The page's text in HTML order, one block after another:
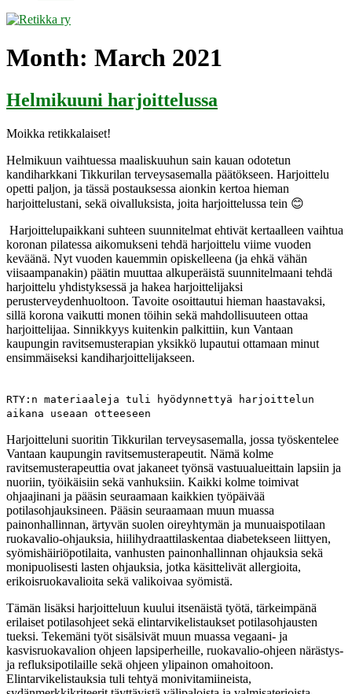
Month: March 2021
Helmikuuni harjoittelussa
Moikka retikkalaiset!
Helmikuun vaihtuessa maaliskuuhun sain kauan odotetun
kandiharkkani Tikkurilan terveysasemalla päätökseen. Harjoittelu
opetti paljon, ja tässä postauksessa aionkin kertoa hieman
harjoittelustani, sekä oivalluksista, joita harjoittelussa tein 😊
Harjoittelupaikkani suhteen suunnitelmat ehtivät kertaalleen vaihtua
koronan pilatessa aikomukseni tehdä harjoittelu viime vuoden
keväänä. Nyt vuoden kauemmin opiskelleena (ja ehkä vähän
viisaampanakin) päätin muuttaa alkuperäistä suunnitelmaani tehdä
harjoittelu yhdistyksessä ja hakea harjoittelijaksi
perusterveydenhuoltoon. Tavoite osoittautui hieman haastavaksi,
sillä korona vaikutti monen töihin sekä mahdollisuuteen ottaa
harjoittelijaa. Sinnikkyys kuitenkin palkittiin, kun Vantaan
kaupungin ravitsemusterapian yksikkö lupautui ottamaan minut
ensimmäiseksi kandiharjoittelijakseen.
RTY:n materiaaleja tuli hyödynnettyä harjoittelun
aikana useaan otteeseen
Harjoitteluni suoritin Tikkurilan terveysasemalla, jossa työskentelee
Vantaan kaupungin ravitsemusterapeutit. Nämä kolme
ravitsemusterapeuttia ovat jakaneet työnsä vastuualueittain lapsiin ja
nuoriin, työikäisiin sekä vanhuksiin. Kaikki kolme toimivat
ohjaajinani ja pääsin seuraamaan kaikkien työpäivää
potilasohjauksineen. Pääsin seuraamaan muun muassa
painonhallinnan, ärtyvän suolen oireyhtymän ja munuaispotilaan
ruokavalio-ohjauksia, hiilihydraattilaskentaa diabetekseen liittyen,
syömishäiriöpotilaita, vanhusten painonhallinnan ohjauksia sekä
monipuolisesti lasten ohjauksia, jotka käsittelivät allergioita,
erikoisruokavalioita sekä valikoivaa syömistä.
Tämän lisäksi harjoitteluun kuului itsenäistä työtä, tärkeimpänä
erilaiset potilasohjeet sekä elintarvikelistaukset potilasohjausten
tueksi. Tekemäni työt sisälsivät muun muassa vegaani- ja
kasvisruokavalion ohjeen lapsiperheille, ruokavalio-ohjeen närästys-
ja refluksipotilaille sekä ohjeen ylipainon omahoitoon.
Elintarvikelistauksia tuli tehtyä monivitamiineista,